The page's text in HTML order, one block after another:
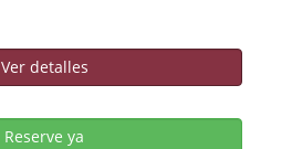
Ver detalles
Reserve ya